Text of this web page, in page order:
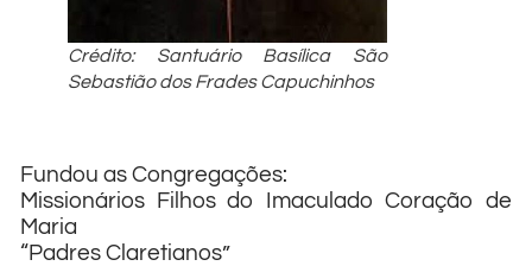
Crédito: Santuário Basílica São
Sebastião dos Frades Capuchinhos
Fundou as Congregações:
Missionários Filhos do Imaculado Coração de
Maria
“Padres Claretianos”